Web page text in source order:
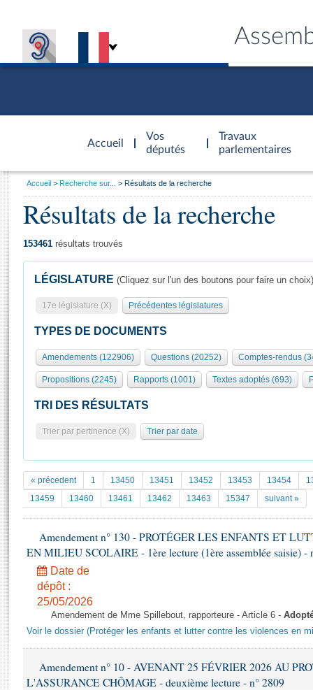
Accueil
d'accueil
Vos
députés
Travaux
parlementaires
Présidence
577 députés
Groupes politiques
Séance publique
Commissions et autres organes
Europe et International
Pétitions
Documents parlementaires
Projets de loi
Propositions de loi
Amendements
Textes adoptés
Rapports d'information
Rapports d'enquête
Rapports sur l'application des lois
Baromètre de l’application des lois
Général
Rôle et pouvoirs de l'Assemblée
Organisation de l'Assemblée
Présidence Conférence des Présidents Bureau Collège des
Statistiques et chiffres clés
Documents de référence
( Constitution | Règlement de l'Assemblée ... )
Histoire
Juniors
Anciennes législatures
Liens vers les sites publics
Visiter l'Assemblée
Visite virtuelle du palais Bourbon
Assister à une séance
La Bibliothèque
Les archives
Photos libres de droit
Vous
Accueil Recherche sur... Résultats de la recherche
Résultats de la recherche
153461 résultats trouvés
LÉGISLATURE (Cliquez sur l'un des boutons pour faire un choix)
17e législature (X) Précédentes législatures
TYPES DE DOCUMENTS
Amendements (122906) Questions (20252) Comptes-rendus
Propositions (2245) Rapports (1001) Textes adoptés (693)
TRI DES RÉSULTATS
Trier par pertinence (X) Trier par date
« précedent 1 13450 13451 13452 13453 13454
13459
13460 13461 13462 13463 15347 suivant »
Amendement n° 130 - PROTÉGER LES ENFANTS ET
EN MILIEU SCOLAIRE - 1ère lecture (1ère assemblée saisie) -
Date de
dépôt :
25/05/2026
Amendement de Mme Spillebout, rapporteure - Article 6 -
Voir le dossier (Protéger les enfants et lutter contre les violences en
Amendement n° 10 - AVENANT 25 FÉVRIER 2026 AU
L'ASSURANCE CHÔMAGE - deuxième lecture - n° 2809